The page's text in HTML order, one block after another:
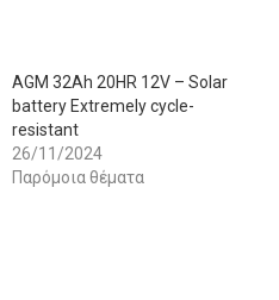
AGM 32Ah 20HR 12V – Solar
battery Extremely cycle-
resistant
26/11/2024
Παρόμοια θέματα